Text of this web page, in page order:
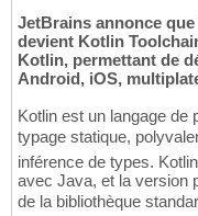
JetBrains annonce
devient Kotlin
Kotlin, permettant de
Android, iOS,
Kotlin est un langage de
typage statique,
inférence de types.
avec Java, et la version
de la bibliothèque